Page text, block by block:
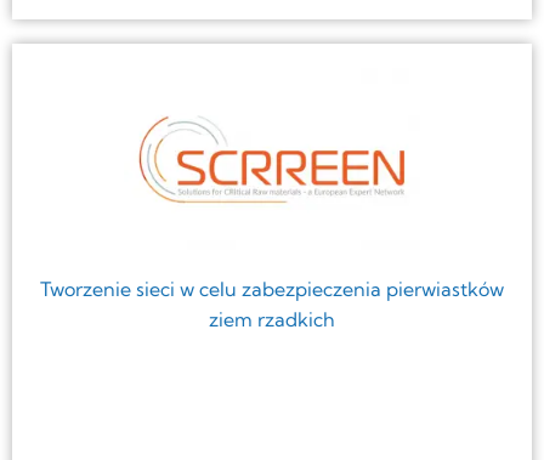
Tworzenie sieci w celu zabezpieczenia pierwiastków
ziem rzadkich